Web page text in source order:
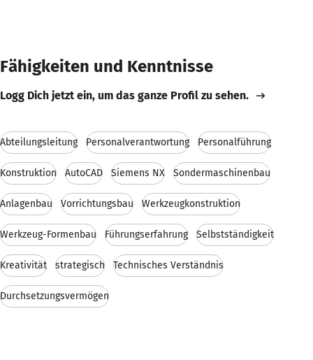
Fähigkeiten und Kenntnisse
Logg Dich jetzt ein, um das ganze Profil zu sehen.
Abteilungsleitung Personalverantwortung Personalführung
Konstruktion AutoCAD Siemens NX Sondermaschinenbau
Anlagenbau Vorrichtungsbau Werkzeugkonstruktion
Werkzeug-Formenbau Führungserfahrung Selbstständigkeit
Kreativität strategisch Technisches Verständnis
Durchsetzungsvermögen